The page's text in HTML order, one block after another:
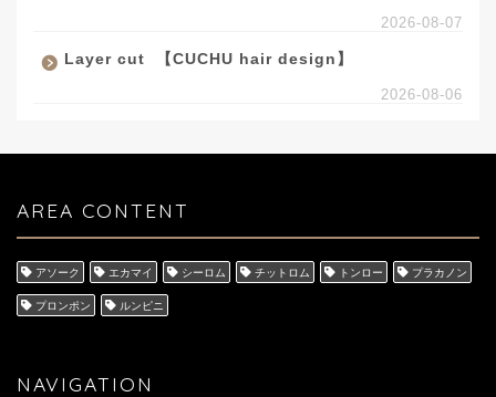
2026-08-07
Layer cut ️ 【CUCHU hair design】
2026-08-06
AREA CONTENT
アソーク エカマイ シーロム チットロム トンロー プラカノン
プロンポン ルンピニ
NAVIGATION